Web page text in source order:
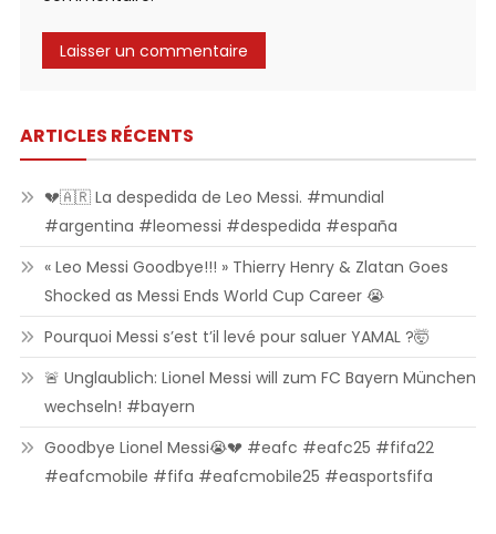
ARTICLES RÉCENTS
💔🇦🇷 La despedida de Leo Messi. #mundial
#argentina #leomessi #despedida #españa
« Leo Messi Goodbye!!! » Thierry Henry & Zlatan Goes
Shocked as Messi Ends World Cup Career 😭
Pourquoi Messi s’est t’il levé pour saluer YAMAL ?🤯
🚨 Unglaublich: Lionel Messi will zum FC Bayern München
wechseln! #bayern
Goodbye Lionel Messi😭💔 #eafc #eafc25 #fifa22
#eafcmobile #fifa #eafcmobile25 #easportsfifa